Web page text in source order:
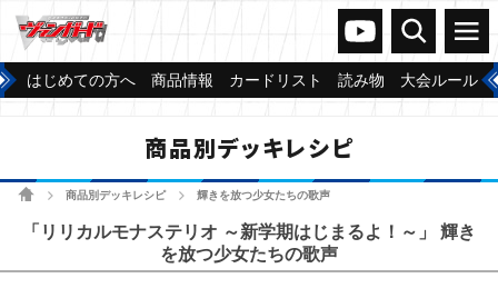
ヴァンガードch
検索 メニュー
はじめての方へ 商品情報 カードリスト 読み物 大会ルール
商品別デッキレシピ
ホーム商品別デッキレシピ 輝きを放つ少女たちの歌声
「リリカルモナステリオ ～新学期はじまるよ！～」 輝き
を放つ少女たちの歌声